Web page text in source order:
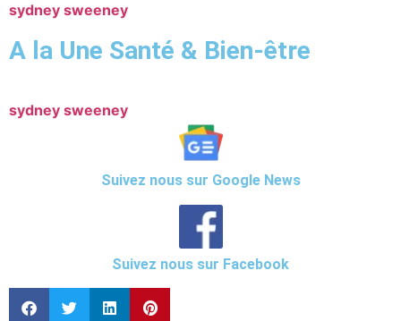
sydney sweeney
A la Une Santé & Bien-être
sydney sweeney
Suivez nous sur Google News
Suivez nous sur Facebook